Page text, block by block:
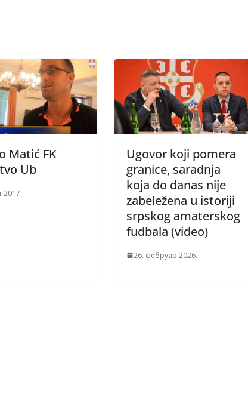
Matić FK
Ub
2017.
Ugovor koji pomera
granice, saradnja
koja do danas nije
zabeležena u istoriji
srpskog amaterskog
fudbala (video)
26. фебруар 2026.